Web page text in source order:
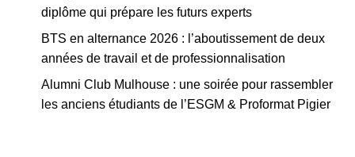
diplôme qui prépare les futurs experts
BTS en alternance 2026 : l’aboutissement de deux
années de travail et de professionnalisation
Alumni Club Mulhouse : une soirée pour rassembler
les anciens étudiants de l’ESGM & Proformat Pigier